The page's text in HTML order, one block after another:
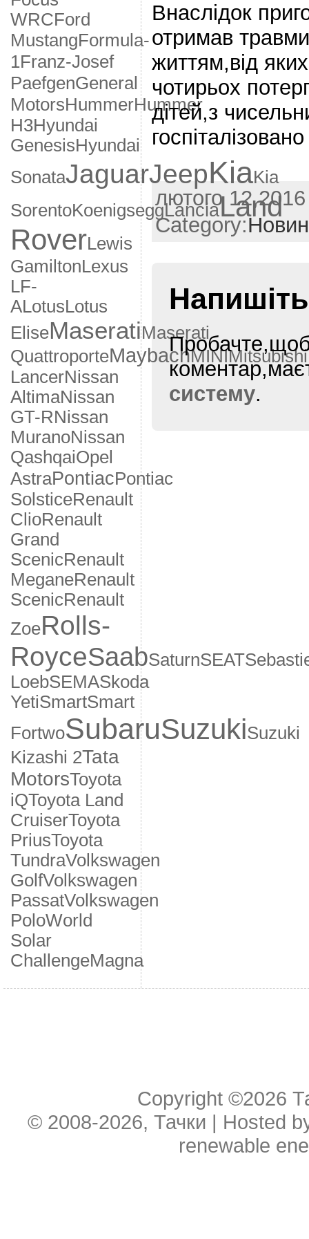
WRCFord
MustangFormula-
1Franz-Josef
PaefgenGeneral
MotorsHummerHummer
H3Hyundai
GenesisHyundai
SonataJaguarJeepKiaKia
SorentoKoenigseggLanciaLand
RoverLewis
GamiltonLexus
LF-
ALotusLotus
EliseMaseratiMaserati
QuattroporteMaybachMINIMitsubishi
LancerNissan
AltimaNissan
GT-RNissan
MuranoNissan
QashqaiOpel
AstraPontiacPontiac
SolsticeRenault
ClioRenault
Grand
ScenicRenault
MeganeRenault
ScenicRenault
ZoeRolls-
RoyceSaabSaturnSEAT
LoebSEMASkoda
YetiSmartSmart
FortwoSubaruSuzukiSuzuki
Kizashi 2Tata
MotorsToyota
iQToyota Land
CruiserToyota
PriusToyota
TundraVolkswagen
GolfVolkswagen
PassatVolkswagen
PoloWorld
Solar
ChallengeМagna
Внаслідок
отримав травми
життям,від
чотирьох
дітей,з
лютого
Category:
Напишіть
систему.
Copyright ©2026
© 2008-2026, Тачки | Hosted
renewable